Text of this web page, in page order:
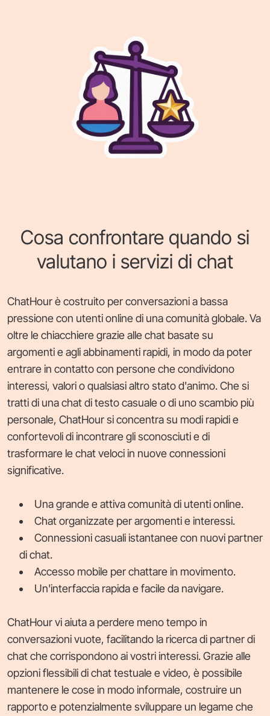
Cosa confrontare quando si
valutano i servizi di chat
ChatHour è costruito per conversazioni a bassa
pressione con utenti online di una comunità globale. Va
oltre le chiacchiere grazie alle chat basate su
argomenti e agli abbinamenti rapidi, in modo da poter
entrare in contatto con persone che condividono
interessi, valori o qualsiasi altro stato d'animo. Che si
tratti di una chat di testo casuale o di uno scambio più
personale, ChatHour si concentra su modi rapidi e
confortevoli di incontrare gli sconosciuti e di
trasformare le chat veloci in nuove connessioni
significative.
Una grande e attiva comunità di utenti online.
Chat organizzate per argomenti e interessi.
Connessioni casuali istantanee con nuovi partner
di chat.
Accesso mobile per chattare in movimento.
Un'interfaccia rapida e facile da navigare.
ChatHour vi aiuta a perdere meno tempo in
conversazioni vuote, facilitando la ricerca di partner di
chat che corrispondono ai vostri interessi. Grazie alle
opzioni flessibili di chat testuale e video, è possibile
mantenere le cose in modo informale, costruire un
rapporto e potenzialmente sviluppare un legame che